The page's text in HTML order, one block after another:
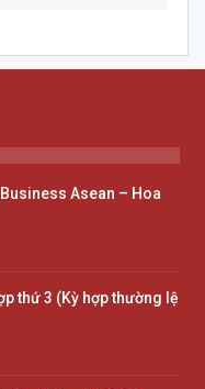
Asean – Hoa
thứ 3 (Kỳ hợp thường lệ